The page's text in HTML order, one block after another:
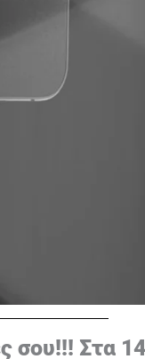
σου!!! Στα